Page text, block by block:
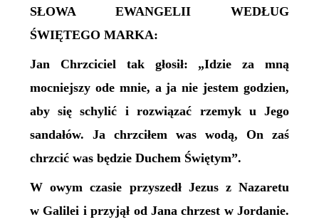
SŁOWA EWANGELII WEDŁUG
ŚWIĘTEGO MARKA:
Jan Chrzciciel tak głosił: „Idzie za mną
mocniejszy ode mnie, a ja nie jestem godzien,
aby się schylić i rozwiązać rzemyk u Jego
sandałów. Ja chrzciłem was wodą, On zaś
chrzcić was będzie Duchem Świętym”.
W owym czasie przyszedł Jezus z Nazaretu
w Galilei i przyjął od Jana chrzest w Jordanie.